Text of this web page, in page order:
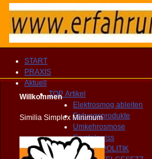
START
PRAXIS
Aktuell
TOP Artikel
Elektrosmog ableiten
Erdungsprodukte
Umkehrosmose
Crystalswiss
GESUNDHEITSPOLITIK
Willkommen
Similia Simplex Minimum